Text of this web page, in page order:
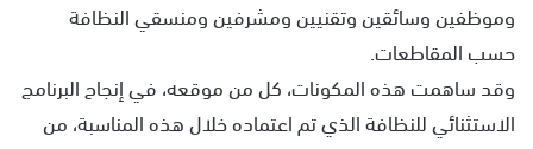
وموظفين وسائقين وتقنيين ومشرفين ومنسقي النظافة
حسب المقاطعات.
وقد ساهمت هذه المكونات، كل من موقعه، في إنجاح البرنامج
الاستثنائي للنظافة الذي تم اعتماده خلال هذه المناسبة، من